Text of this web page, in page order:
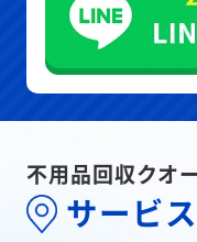
不用品回収クオ
サービ